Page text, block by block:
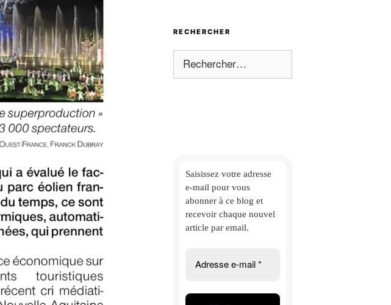
RECHERCHER
Saisissez votre adresse
e-mail pour vous
abonner à ce blog et
recevoir chaque nouvel
article par email.